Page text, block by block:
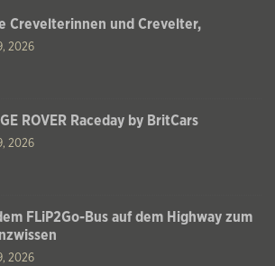
Crevelterinnen und Crevelter,
2026
ROVER Raceday by BritCars
2026
FLiP2Go-Bus auf dem Highway zum
2026